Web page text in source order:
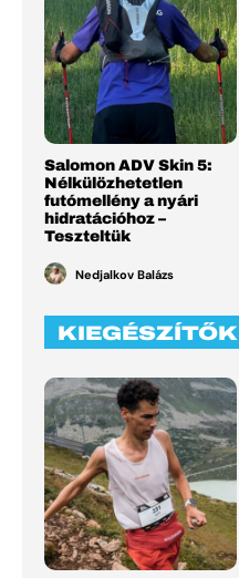
Salomon ADV Skin 5:
Nélkülözhetetlen
futómellény a nyári
hidratációhoz –
Teszteltük
Nedjalkov Balázs
KIEGÉSZÍTŐK